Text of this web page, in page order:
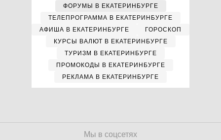
ФОРУМЫ В ЕКАТЕРИНБУРГЕ
ТЕЛЕПРОГРАММА В ЕКАТЕРИНБУРГЕ
АФИША В ЕКАТЕРИНБУРГЕ
ГОРОСКОП
КУРСЫ ВАЛЮТ В ЕКАТЕРИНБУРГЕ
ТУРИЗМ В ЕКАТЕРИНБУРГЕ
ПРОМОКОДЫ В ЕКАТЕРИНБУРГЕ
РЕКЛАМА В ЕКАТЕРИНБУРГЕ
Мы в соцсетях